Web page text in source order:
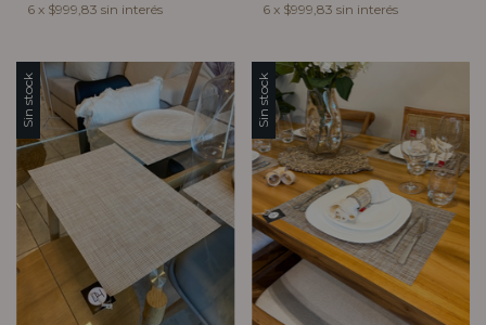
6 x $999,83 sin interés
6 x $999,83 sin interés
Sin stock Sin stock